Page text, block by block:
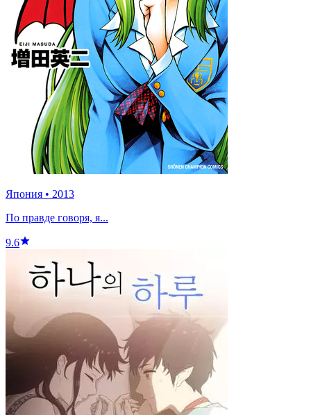
Япония • 2013
По правде говоря, я...
9.6